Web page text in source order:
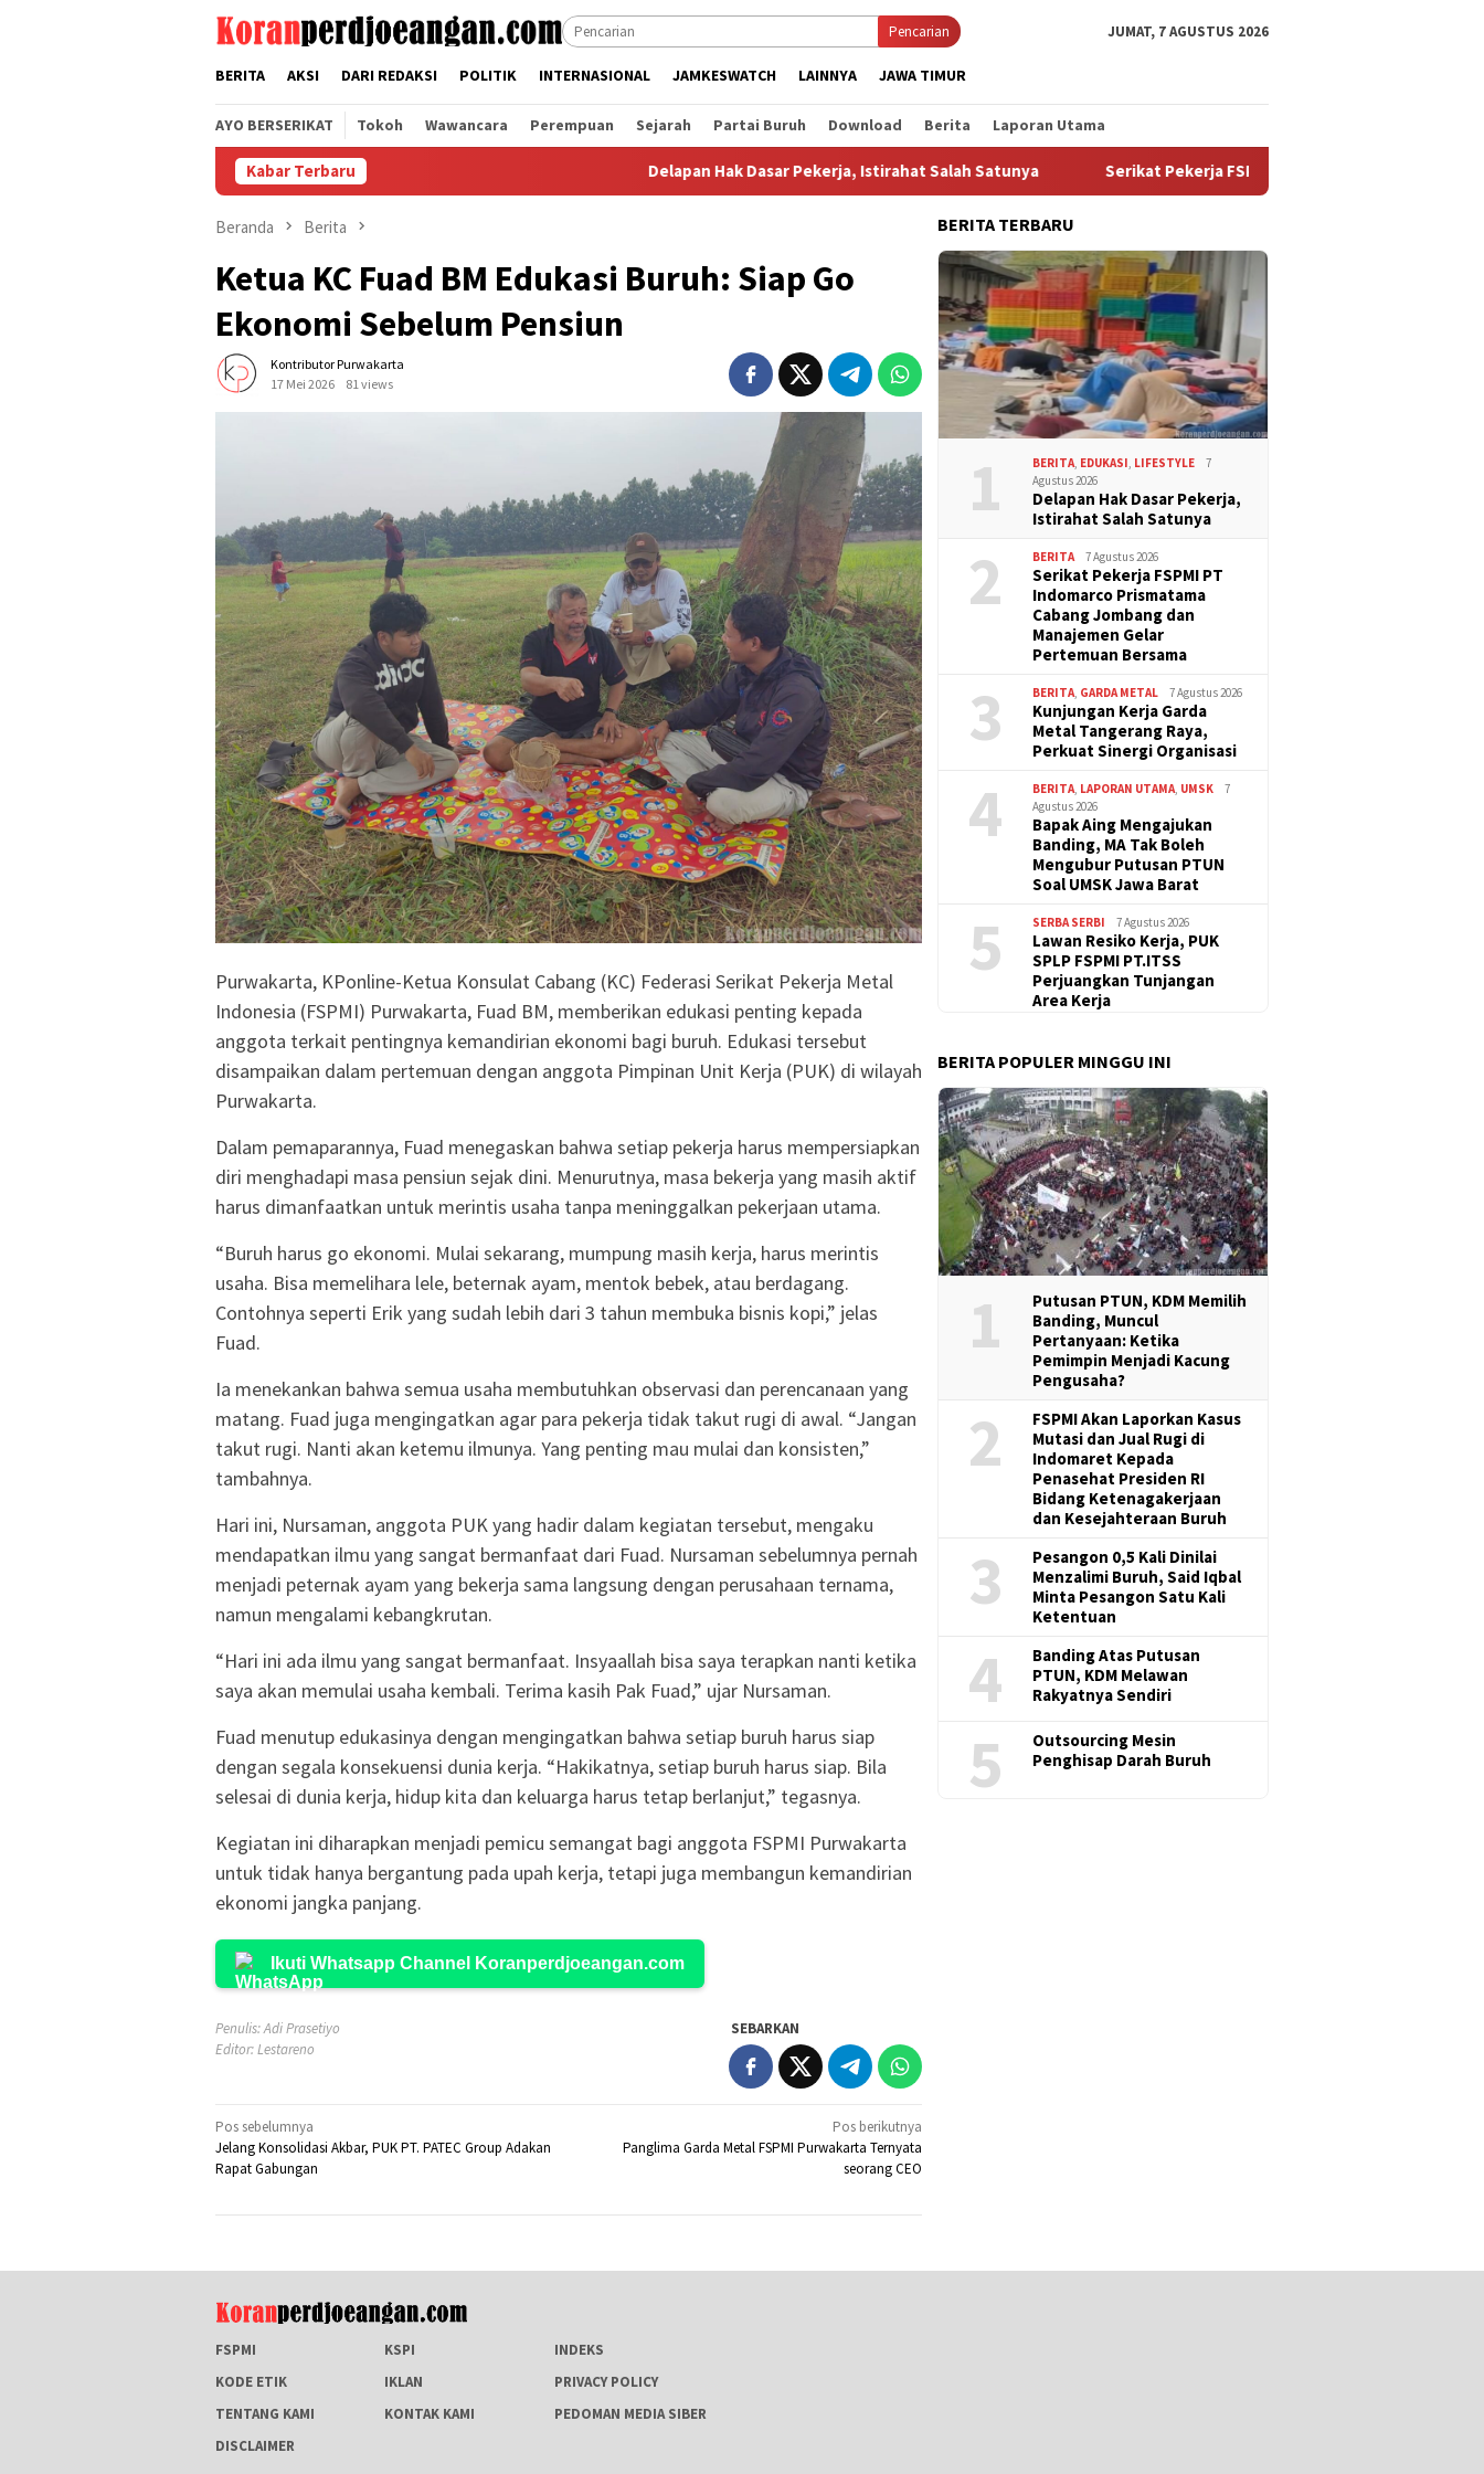
Pencarian JUMAT, 7 AGUSTUS 2026
BERITA AKSI DARI REDAKSI POLITIK INTERNASIONAL JAMKESWATCH LAINNYA JAWA TIMUR
AYO BERSERIKAT Tokoh Wawancara Perempuan Sejarah Partai Buruh Download Berita Laporan Utama
Kabar Terbaru Delapan Hak Dasar Pekerja, Istirahat Salah Satunya Serikat Pekerja FSPMI PT Indomarco Prismatama Cabang
Beranda Berita
Ketua KC Fuad BM Edukasi Buruh: Siap Go
Ekonomi Sebelum Pensiun
Kontributor Purwakarta
17 Mei 2026
81 views
Purwakarta, KPonline-Ketua Konsulat Cabang (KC) Federasi Serikat Pekerja Metal
Indonesia (FSPMI) Purwakarta, Fuad BM, memberikan edukasi penting kepada
anggota terkait pentingnya kemandirian ekonomi bagi buruh. Edukasi tersebut
disampaikan dalam pertemuan dengan anggota Pimpinan Unit Kerja (PUK) di wilayah
Purwakarta.
Dalam pemaparannya, Fuad menegaskan bahwa setiap pekerja harus mempersiapkan
diri menghadapi masa pensiun sejak dini. Menurutnya, masa bekerja yang masih aktif
harus dimanfaatkan untuk merintis usaha tanpa meninggalkan pekerjaan utama.
“Buruh harus go ekonomi. Mulai sekarang, mumpung masih kerja, harus merintis
usaha. Bisa memelihara lele, beternak ayam, mentok bebek, atau berdagang.
Contohnya seperti Erik yang sudah lebih dari 3 tahun membuka bisnis kopi,” jelas
Fuad.
Ia menekankan bahwa semua usaha membutuhkan observasi dan perencanaan yang
matang. Fuad juga mengingatkan agar para pekerja tidak takut rugi di awal. “Jangan
takut rugi. Nanti akan ketemu ilmunya. Yang penting mau mulai dan konsisten,”
tambahnya.
Hari ini, Nursaman, anggota PUK yang hadir dalam kegiatan tersebut, mengaku
mendapatkan ilmu yang sangat bermanfaat dari Fuad. Nursaman sebelumnya pernah
menjadi peternak ayam yang bekerja sama langsung dengan perusahaan ternama,
namun mengalami kebangkrutan.
“Hari ini ada ilmu yang sangat bermanfaat. Insyaallah bisa saya terapkan nanti ketika
saya akan memulai usaha kembali. Terima kasih Pak Fuad,” ujar Nursaman.
Fuad menutup edukasinya dengan mengingatkan bahwa setiap buruh harus siap
dengan segala konsekuensi dunia kerja. “Hakikatnya, setiap buruh harus siap. Bila
selesai di dunia kerja, hidup kita dan keluarga harus tetap berlanjut,” tegasnya.
Kegiatan ini diharapkan menjadi pemicu semangat bagi anggota FSPMI Purwakarta
untuk tidak hanya bergantung pada upah kerja, tetapi juga membangun kemandirian
ekonomi jangka panjang.
Ikuti Whatsapp Channel Koranperdjoeangan.com
Penulis: Adi Prasetiyo
Editor: Lestareno
SEBARKAN
Navigasi
pos
Pos sebelumnya
Jelang Konsolidasi Akbar, PUK PT. PATEC Group Adakan
Rapat Gabungan
Pos berikutnya
Panglima Garda Metal FSPMI Purwakarta Ternyata
seorang CEO
BERITA TERBARU
1 BERITA EDUKASI LIFESTYLE
7
Agustus 2026
Delapan Hak Dasar Pekerja,
Istirahat Salah Satunya
2 BERITA 7 Agustus 2026
Serikat Pekerja FSPMI PT
Indomarco Prismatama
Cabang Jombang dan
Manajemen Gelar
Pertemuan Bersama
3 BERITA GARDA METAL 7 Agustus 2026
Kunjungan Kerja Garda
Metal Tangerang Raya,
Perkuat Sinergi Organisasi
4 BERITA LAPORAN UTAMA UMSK
7
Agustus 2026
Bapak Aing Mengajukan
Banding, MA Tak Boleh
Mengubur Putusan PTUN
Soal UMSK Jawa Barat
5 SERBA SERBI 7 Agustus 2026
Lawan Resiko Kerja, PUK
SPLP FSPMI PT.ITSS
Perjuangkan Tunjangan
Area Kerja
BERITA POPULER MINGGU INI
1
Putusan PTUN, KDM Memilih
Banding, Muncul
Pertanyaan: Ketika
Pemimpin Menjadi Kacung
Pengusaha?
2
FSPMI Akan Laporkan Kasus
Mutasi dan Jual Rugi di
Indomaret Kepada
Penasehat Presiden RI
Bidang Ketenagakerjaan
dan Kesejahteraan Buruh
3
Pesangon 0,5 Kali Dinilai
Menzalimi Buruh, Said Iqbal
Minta Pesangon Satu Kali
Ketentuan
4
Banding Atas Putusan
PTUN, KDM Melawan
Rakyatnya Sendiri
5
Outsourcing Mesin
Penghisap Darah Buruh
FSPMI KSPI
INDEKS
KODE ETIK
IKLAN
PRIVACY POLICY
TENTANG KAMI
KONTAK KAMI
PEDOMAN MEDIA SIBER
DISCLAIMER